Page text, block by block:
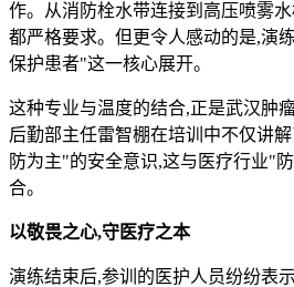
作。从消防栓水带连接到高压喷雾
都严格要求。但更令人感动的是,演
保护患者"这一核心展开。
这种专业与温度的结合,正是武汉肿
后勤部主任雷智棚在培训中不仅讲
防为主"的安全意识,这与医疗行业"
合。
以敬畏之心,守医疗之本
演练结束后,参训的医护人员纷纷表